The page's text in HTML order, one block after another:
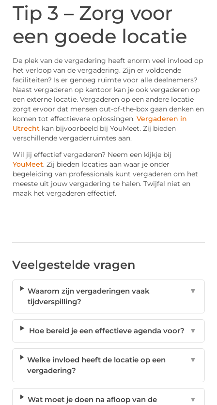
Tip 3 – Zorg voor
een goede locatie
De plek van de vergadering heeft enorm veel invloed op
het verloop van de vergadering. Zijn er voldoende
faciliteiten? Is er genoeg ruimte voor alle deelnemers?
Naast vergaderen op kantoor kan je ook vergaderen op
een externe locatie. Vergaderen op een andere locatie
zorgt ervoor dat mensen out-of-the-box gaan denken en
komen tot effectievere oplossingen. Vergaderen in
Utrecht kan bijvoorbeeld bij YouMeet. Zij bieden
verschillende vergaderruimtes aan.
Wil jij effectief vergaderen? Neem een kijkje bij
YouMeet. Zij bieden locaties aan waar je onder
begeleiding van professionals kunt vergaderen om het
meeste uit jouw vergadering te halen. Twijfel niet en
maak het vergaderen effectief.
Veelgestelde vragen
Waarom zijn vergaderingen vaak
tijdverspilling?
▼
Hoe bereid je een effectieve agenda voor? ▼
Welke invloed heeft de locatie op een
vergadering?
▼
Wat moet je doen na afloop van de
▼